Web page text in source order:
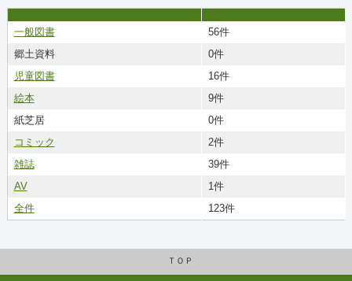
一般図書
56件
郷土資料
0件
児童図書
16件
絵本
9件
紙芝居
0件
コミック
2件
雑誌
39件
AV
1件
全件
123件
ＴＯＰ